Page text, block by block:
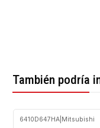
También podría
6410D647HA| Mitsubishi